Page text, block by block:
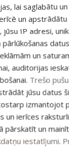
G , Mārupes
lai saglabātu
un
IP adresi,
un
auditorijas
Trešo
jūsu datus
izmantojot
un ierīces
pārskatīt un
iestatījumi.
īpašu